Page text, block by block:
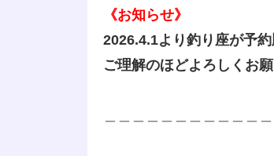
《お知らせ》
2026.4.1より釣り座が予
ご理解のほどよろしくお